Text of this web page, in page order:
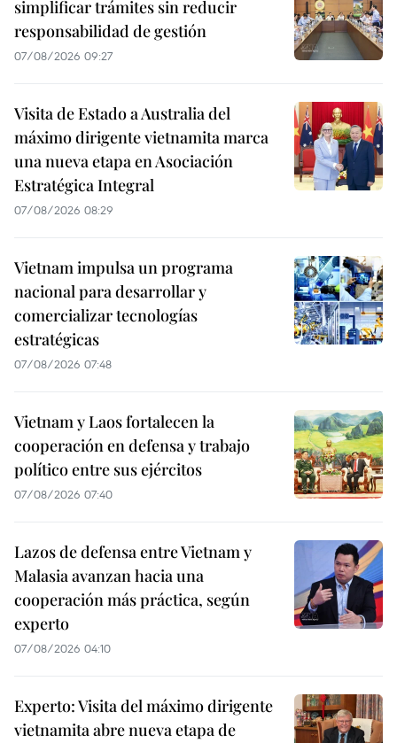
simplificar trámites sin reducir
responsabilidad de gestión
07/08/2026 09:27
Visita de Estado a Australia del
máximo dirigente vietnamita marca
una nueva etapa en Asociación
Estratégica Integral
07/08/2026 08:29
Vietnam impulsa un programa
nacional para desarrollar y
comercializar tecnologías
estratégicas
07/08/2026 07:48
Vietnam y Laos fortalecen la
cooperación en defensa y trabajo
político entre sus ejércitos
07/08/2026 07:40
Lazos de defensa entre Vietnam y
Malasia avanzan hacia una
cooperación más práctica, según
experto
07/08/2026 04:10
Experto: Visita del máximo dirigente
vietnamita abre nueva etapa de